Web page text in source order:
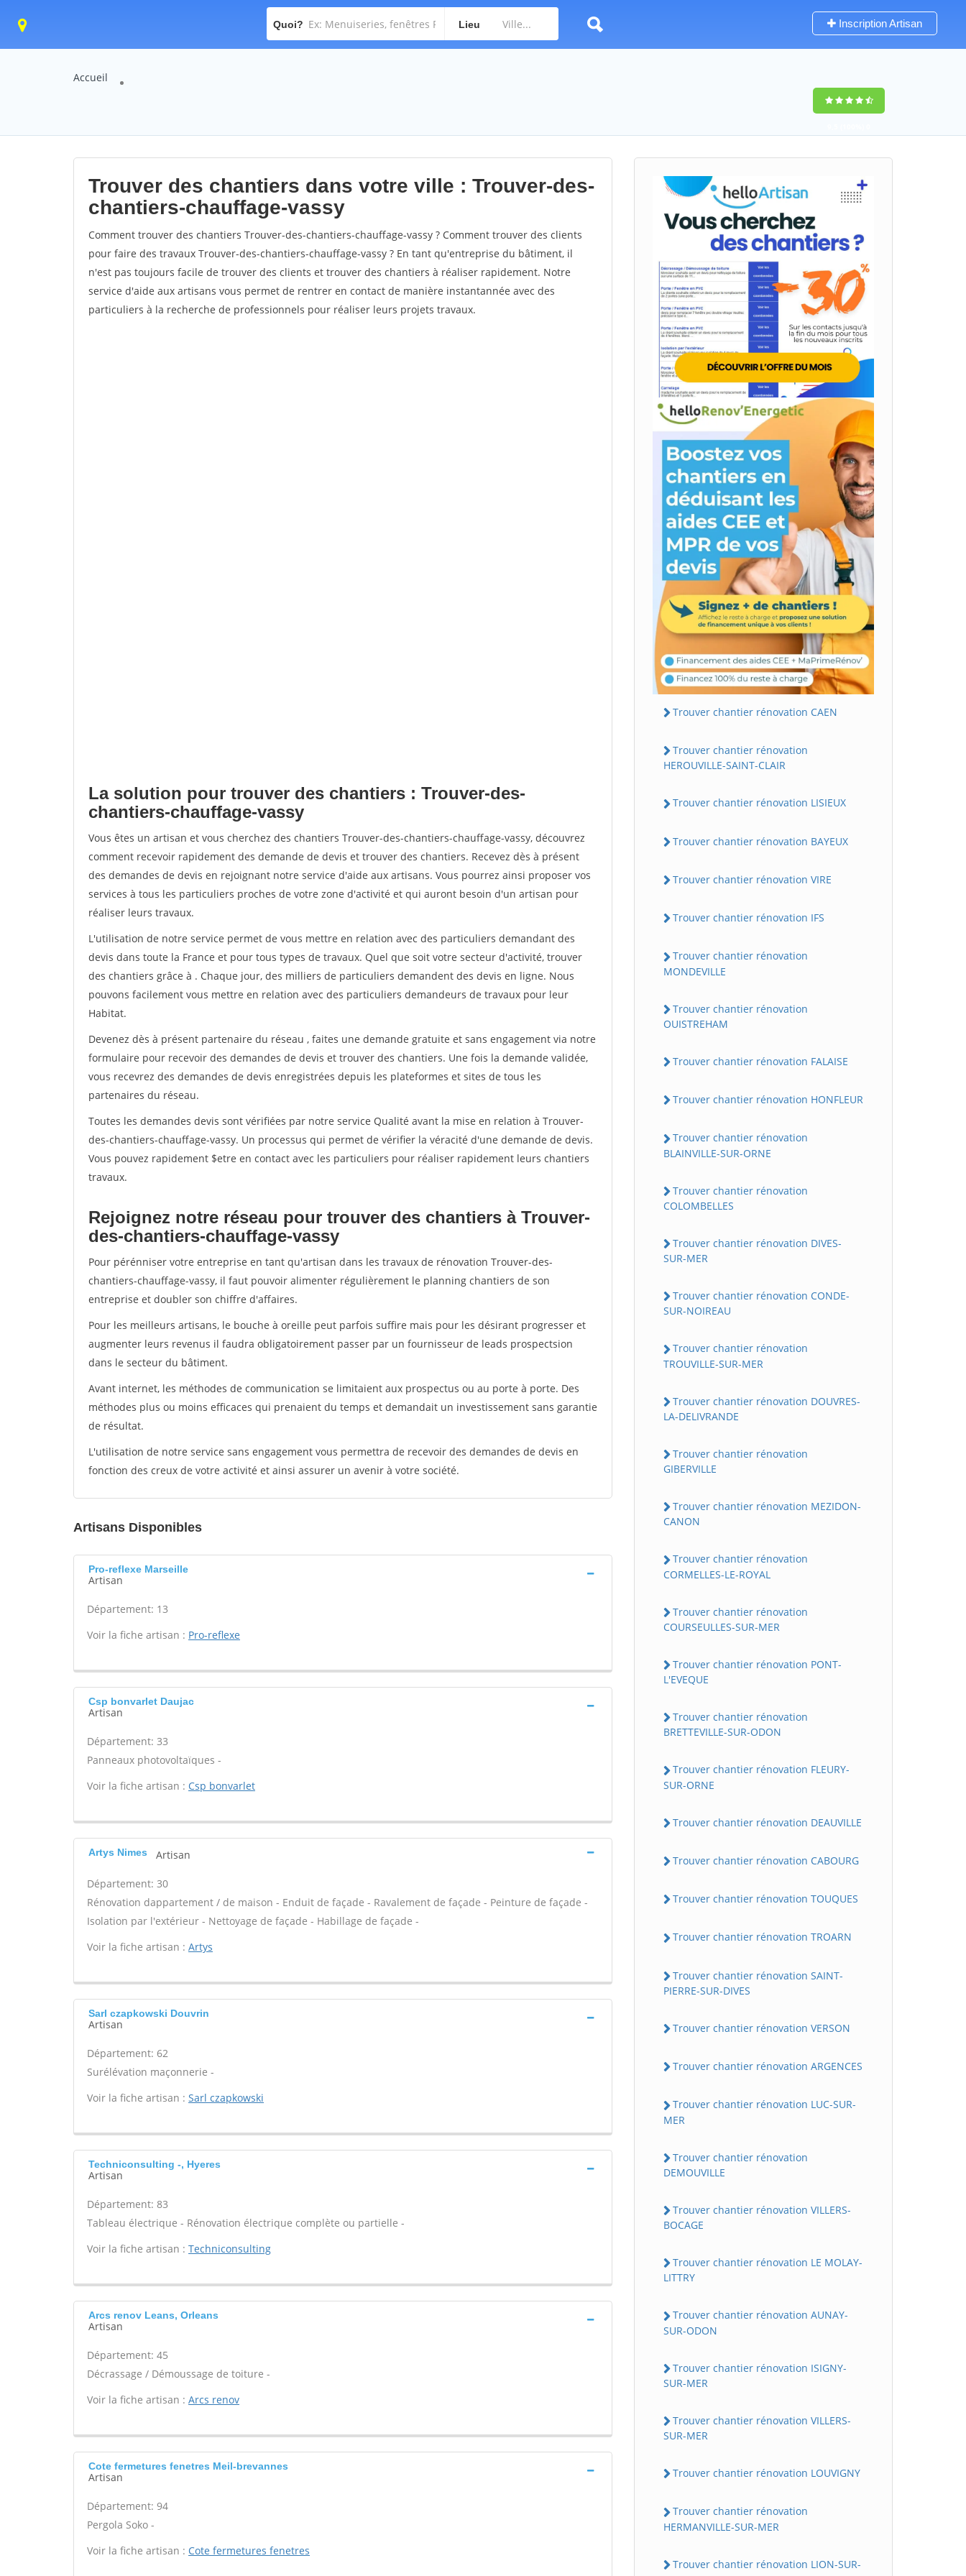
Quoi? Lieu Inscription Artisan
Accueil
Trouver des chantiers dans votre ville : Trouver-des-
chantiers-chauffage-vassy
Comment trouver des chantiers Trouver-des-chantiers-chauffage-vassy ? Comment trouver des clients
pour faire des travaux Trouver-des-chantiers-chauffage-vassy ? En tant qu'entreprise du bâtiment, il
n'est pas toujours facile de trouver des clients et trouver des chantiers à réaliser rapidement. Notre
service d'aide aux artisans vous permet de rentrer en contact de manière instantannée avec des
particuliers à la recherche de professionnels pour réaliser leurs projets travaux.
La solution pour trouver des chantiers : Trouver-des-
chantiers-chauffage-vassy
Vous êtes un artisan et vous cherchez des chantiers Trouver-des-chantiers-chauffage-vassy, découvrez
comment recevoir rapidement des demande de devis et trouver des chantiers. Recevez dès à présent
des demandes de devis en rejoignant notre service d'aide aux artisans. Vous pourrez ainsi proposer vos
services à tous les particuliers proches de votre zone d'activité et qui auront besoin d'un artisan pour
réaliser leurs travaux.
L'utilisation de notre service permet de vous mettre en relation avec des particuliers demandant des
devis dans toute la France et pour tous types de travaux. Quel que soit votre secteur d'activité, trouver
des chantiers grâce à . Chaque jour, des milliers de particuliers demandent des devis en ligne. Nous
pouvons facilement vous mettre en relation avec des particuliers demandeurs de travaux pour leur
Habitat.
Devenez dès à présent partenaire du réseau , faites une demande gratuite et sans engagement via notre
formulaire pour recevoir des demandes de devis et trouver des chantiers. Une fois la demande validée,
vous recevrez des demandes de devis enregistrées depuis les plateformes et sites de tous les
partenaires du réseau.
Toutes les demandes devis sont vérifiées par notre service Qualité avant la mise en relation à Trouver-
des-chantiers-chauffage-vassy. Un processus qui permet de vérifier la véracité d'une demande de devis.
Vous pouvez rapidement $etre en contact avec les particuliers pour réaliser rapidement leurs chantiers
travaux.
Rejoignez notre réseau pour trouver des chantiers à Trouver-
des-chantiers-chauffage-vassy
Pour pérénniser votre entreprise en tant qu'artisan dans les travaux de rénovation Trouver-des-
chantiers-chauffage-vassy, il faut pouvoir alimenter régulièrement le planning chantiers de son
entreprise et doubler son chiffre d'affaires.
Pour les meilleurs artisans, le bouche à oreille peut parfois suffire mais pour les désirant progresser et
augmenter leurs revenus il faudra obligatoirement passer par un fournisseur de leads prospectsion
dans le secteur du bâtiment.
Avant internet, les méthodes de communication se limitaient aux prospectus ou au porte à porte. Des
méthodes plus ou moins efficaces qui prenaient du temps et demandait un investissement sans garantie
de résultat.
L'utilisation de notre service sans engagement vous permettra de recevoir des demandes de devis en
fonction des creux de votre activité et ainsi assurer un avenir à votre société.
Artisans Disponibles
Pro-reflexe Marseille
Artisan
Département: 13
Voir la fiche artisan : Pro-reflexe
Csp bonvarlet Daujac
Artisan
Département: 33
Panneaux photovoltaïques -
Voir la fiche artisan : Csp bonvarlet
Artys Nimes Artisan
Département: 30
Rénovation dappartement / de maison - Enduit de façade - Ravalement de façade - Peinture de façade -
Isolation par l'extérieur - Nettoyage de façade - Habillage de façade -
Voir la fiche artisan : Artys
Sarl czapkowski Douvrin
Artisan
Département: 62
Surélévation maçonnerie -
Voir la fiche artisan : Sarl czapkowski
Techniconsulting -, Hyeres
Artisan
Département: 83
Tableau électrique - Rénovation électrique complète ou partielle -
Voir la fiche artisan : Techniconsulting
Arcs renov Leans, Orleans
Artisan
Département: 45
Décrassage / Démoussage de toiture -
Voir la fiche artisan : Arcs renov
Cote fermetures fenetres Meil-brevannes
Artisan
Département: 94
Pergola Soko -
Voir la fiche artisan : Cote fermetures fenetres
Trouver chantier rénovation CAEN
Trouver chantier rénovation
HEROUVILLE-SAINT-CLAIR
Trouver chantier rénovation LISIEUX
Trouver chantier rénovation BAYEUX
Trouver chantier rénovation VIRE
Trouver chantier rénovation IFS
Trouver chantier rénovation
MONDEVILLE
Trouver chantier rénovation
OUISTREHAM
Trouver chantier rénovation FALAISE
Trouver chantier rénovation HONFLEUR
Trouver chantier rénovation
BLAINVILLE-SUR-ORNE
Trouver chantier rénovation
COLOMBELLES
Trouver chantier rénovation DIVES-
SUR-MER
Trouver chantier rénovation CONDE-
SUR-NOIREAU
Trouver chantier rénovation
TROUVILLE-SUR-MER
Trouver chantier rénovation DOUVRES-
LA-DELIVRANDE
Trouver chantier rénovation
GIBERVILLE
Trouver chantier rénovation MEZIDON-
CANON
Trouver chantier rénovation
CORMELLES-LE-ROYAL
Trouver chantier rénovation
COURSEULLES-SUR-MER
Trouver chantier rénovation PONT-
L'EVEQUE
Trouver chantier rénovation
BRETTEVILLE-SUR-ODON
Trouver chantier rénovation FLEURY-
SUR-ORNE
Trouver chantier rénovation DEAUVILLE
Trouver chantier rénovation CABOURG
Trouver chantier rénovation TOUQUES
Trouver chantier rénovation TROARN
Trouver chantier rénovation SAINT-
PIERRE-SUR-DIVES
Trouver chantier rénovation VERSON
Trouver chantier rénovation ARGENCES
Trouver chantier rénovation LUC-SUR-
MER
Trouver chantier rénovation
DEMOUVILLE
Trouver chantier rénovation VILLERS-
BOCAGE
Trouver chantier rénovation LE MOLAY-
LITTRY
Trouver chantier rénovation AUNAY-
SUR-ODON
Trouver chantier rénovation ISIGNY-
SUR-MER
Trouver chantier rénovation VILLERS-
SUR-MER
Trouver chantier rénovation LOUVIGNY
Trouver chantier rénovation
HERMANVILLE-SUR-MER
Trouver chantier rénovation LION-SUR-